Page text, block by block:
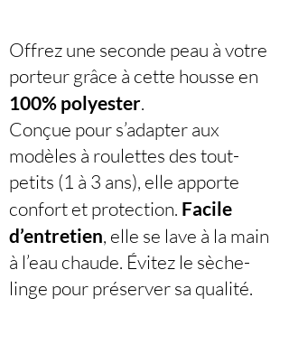
Offrez une seconde peau à votre
porteur grâce à cette housse en
100% polyester.
Conçue pour s’adapter aux
modèles à roulettes des tout-
petits (1 à 3 ans), elle apporte
confort et protection. Facile
d’entretien, elle se lave à la main
à l’eau chaude. Évitez le sèche-
linge pour préserver sa qualité.